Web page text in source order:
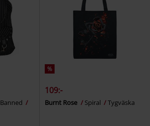
Banned
%
109:-
Burnt Rose Spiral Tygväska